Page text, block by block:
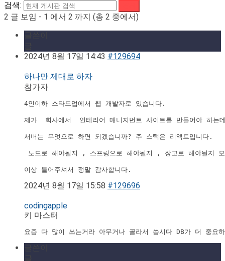
검색:
2 글 보임 - 1 에서 2 까지 (총 2 중에서)
2024년 8월 17일 14:43 #129694
하나만 제대로 하자
참가자
4인이하 스타드업에서 웹 개발자로 있습니다.
제가  회사에서  인테리어 매니지먼트 사이트를 만들어야 하는
서버는 무엇으로 하면 되겠습니까? 주 스택은 리액트입니다.
노드로 해야될지 , 스프링으로 해야될지 , 장고로 해야될지
이상 들어주셔서 정말 감사합니다.
2024년 8월 17일 15:58 #129696
codingapple
키 마스터
요즘 다 많이 쓰는거라 아무거나 골라서 씁시다 DB가 더 중요하